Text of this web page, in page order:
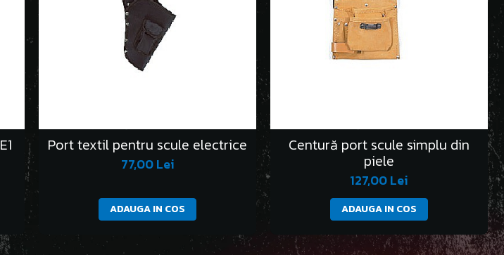
Port textil pentru scule electrice
77,00 Lei
ADAUGA IN COS
Centură port scule simplu din
piele
127,00 Lei
ADAUGA IN COS